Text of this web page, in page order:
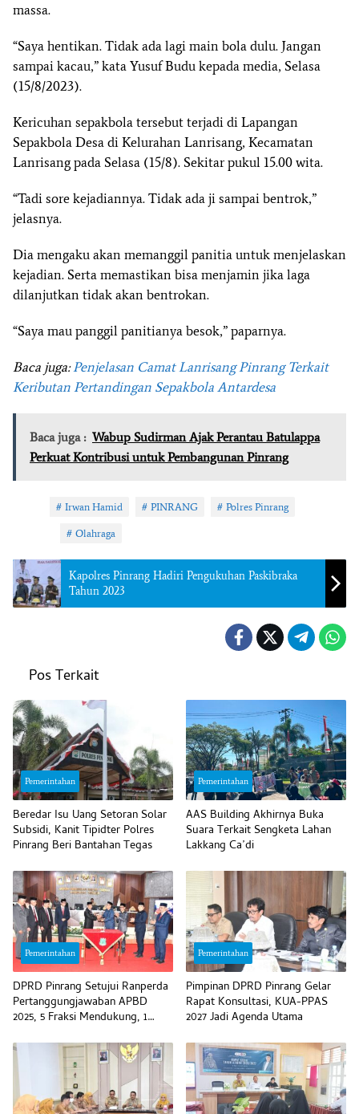
massa.
“Saya hentikan. Tidak ada lagi main bola dulu. Jangan
sampai kacau,” kata Yusuf Budu kepada media, Selasa
(15/8/2023).
Kericuhan sepakbola tersebut terjadi di Lapangan
Sepakbola Desa di Kelurahan Lanrisang, Kecamatan
Lanrisang pada Selasa (15/8). Sekitar pukul 15.00 wita.
“Tadi sore kejadiannya. Tidak ada ji sampai bentrok,”
jelasnya.
Dia mengaku akan memanggil panitia untuk menjelaskan
kejadian. Serta memastikan bisa menjamin jika laga
dilanjutkan tidak akan bentrokan.
“Saya mau panggil panitianya besok,” paparnya.
Baca juga: Penjelasan Camat Lanrisang Pinrang Terkait
Keributan Pertandingan Sepakbola Antardesa
Baca juga : Wabup Sudirman Ajak Perantau Batulappa
Perkuat Kontribusi untuk Pembangunan Pinrang
Irwan Hamid PINRANG Polres Pinrang
Olahraga
Kapolres Pinrang Hadiri Pengukuhan Paskibraka
Tahun 2023
Pos Terkait
Pemerintahan
Beredar Isu Uang Setoran Solar
Subsidi, Kanit Tipidter Polres
Pinrang Beri Bantahan Tegas
Pemerintahan
AAS Building Akhirnya Buka
Suara Terkait Sengketa Lahan
Lakkang Ca’di
Pemerintahan
DPRD Pinrang Setujui Ranperda
Pertanggungjawaban APBD
2025, 5 Fraksi Mendukung, 1
Pemerintahan
Pimpinan DPRD Pinrang Gelar
Rapat Konsultasi, KUA-PPAS
2027 Jadi Agenda Utama